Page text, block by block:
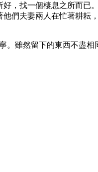
，找一個棲息之所而已
們夫妻兩人在忙著耕耘
雖然留下的東西不盡